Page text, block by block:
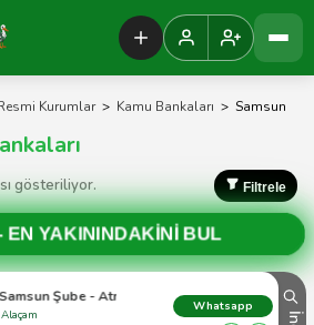
Kurumlar > Kamu Bankaları > Samsun
gösteriliyor. Filtrele
EN YAKININDAKİNİ BUL
Şube - Atm Atm
Whatsapp